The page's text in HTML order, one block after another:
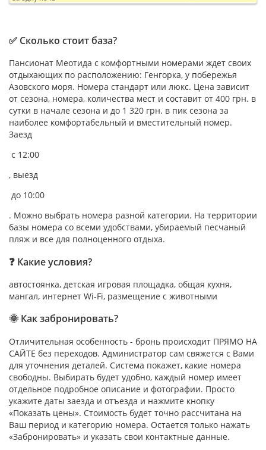
✅ Сколько стоит база?
Пансионат Меотида с комфортными номерами ждет своих
отдыхающих по расположению: Генгорка, у побережья
Азовского моря. Номера стандарт или люкс. Цена зависит
от сезона, номера, количества мест и составит от 400 грн. в
сутки в начале сезона и до 1 320 грн. в пик сезона за
наиболее комфортабельный и вместительный номер.
Заезд
с 12:00
, выезд
до 10:00
. Можно выбрать номера разной категории. На территории
базы номера со всеми удобствами, убираемый песчаный
пляж и все для полноценного отдыха.
❓ Какие условия?
автостоянка, детская игровая площадка, общая кухня,
мангал, интернет Wi-Fi, размещение с животными
🌞 Как забронировать?
Отличительная особенность - бронь происходит ПРЯМО НА
САЙТЕ без переходов. Администратор сам свяжется с Вами
для уточнения деталей. Система покажет, какие номера
свободны. Выбирать будет удобно, каждый номер имеет
отдельное подробное описание и фотографии. Просто
укажите даты заезда и отъезда и нажмите кнопку
«Показать цены». Стоимость будет точно рассчитана на
Ваш период и категорию номера. Остается только нажать
«Забронировать» и указать свои контактные данные.